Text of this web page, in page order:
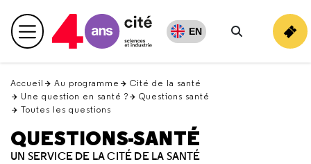
en
haut Menu principal EN
Rechercher
Accueil Au programme
Cité de la santé
Une question en santé ?
Questions santé
Toutes les questions
QUESTIONS-SANTÉ
UN SERVICE DE LA CITÉ DE LA SANTÉ